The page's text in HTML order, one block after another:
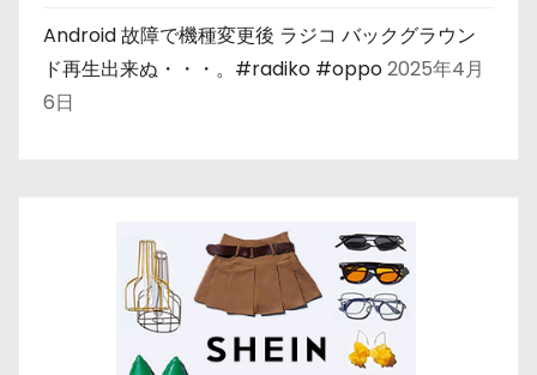
Android 故障で機種変更後 ラジコ バックグラウン
ド再生出来ぬ・・・。#radiko #oppo2025年4月
6日